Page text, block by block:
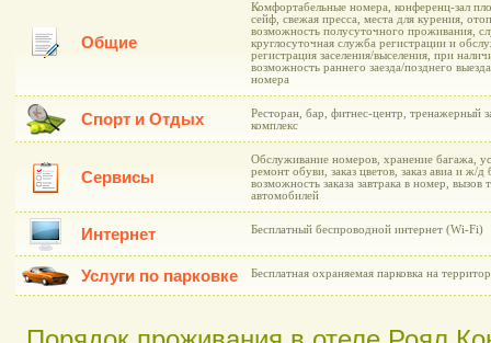
Общие
Комфортабельные номера, конференц-зал
сейф, свежая пресса, места для курения,
возможность полусуточного проживания,
круглосуточная служба регистрации и
регистрация заселения/выселения, при
возможность раннего заезда/позднего
номера
Спорт и Отдых
Ресторан, бар, фитнес-центр, тренажерный
комплекс
Сервисы
Обслуживание номеров, хранение багажа,
ремонт обуви, заказ цветов, заказ авиа и ж/д
возможность заказа завтрака в номер,
автомобилей
Интернет Бесплатный беспроводной интернет (Wi-Fi)
Услуги по парковке Бесплатная охраняемая парковка на